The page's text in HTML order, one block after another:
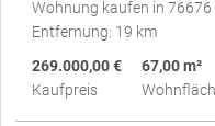
Wohnung kaufen in
Entfernung: 19 km
269.000,00 €
Kaufpreis
67,00 m²